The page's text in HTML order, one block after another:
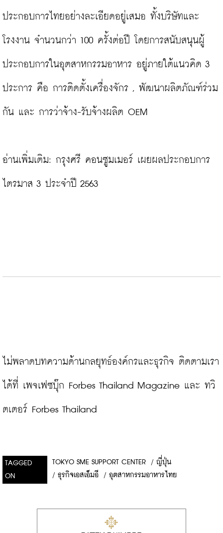
ประกอบการไทยอย่างละเอียดอยู่เสมอ ทั้งบริษัทและ
โรงงาน จำนวนกว่า 100 ครั้งต่อปี โดยการสนับสนุนผู้
ประกอบการในอุตสาหกรรมอาหาร อยู่ภายใต้แนวคิด 3
ประการ คือ การติดตั้งเครื่องจักร , พัฒนาผลิตภัณฑ์ร่วม
กัน และ การว่าจ้าง-รับจ้างผลิต OEM
อ่านเพิ่มเติม: กรุงศรี คอนซูมเมอร์ เผยผลประกอบการ
ไตรมาส 3 ประจำปี 2563
ไม่พลาดบทความด้านกลยุทธ์องค์กรและธุรกิจ ติดตามเรา
ได้ที่ เพจเฟซบุ๊ก Forbes Thailand Magazine และ ทวิ
ตเตอร์ Forbes Thailand
TAGGED
ON
TOKYO SME SUPPORT CENTER / ญี่ปุ่น
/ ธุรกิจเอสเอ็มอี / อุตสาหกรรมอาหารไทย